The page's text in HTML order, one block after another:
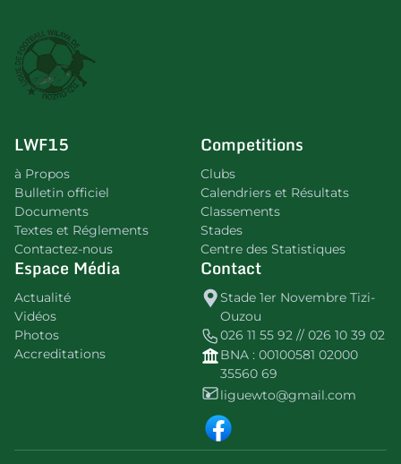
LWF15
à Propos
Bulletin officiel
Documents
Textes et Réglements
Contactez-nous
Competitions
Clubs
Calendriers et Résultats
Classements
Stades
Centre des Statistiques
Espace Média
Actualité
Vidéos
Photos
Accreditations
Contact
Stade 1er Novembre Tizi-
Ouzou
026 11 55 92 // 026 10 39 02
BNA : 00100581 02000
35560 69
liguewto@gmail.com